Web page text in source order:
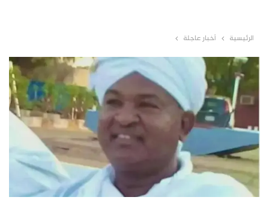
الرئيسية أخبار عاجلة